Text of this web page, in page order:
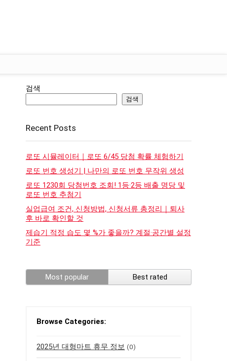
검색
검색
Recent Posts
로또 시뮬레이터｜로또 6/45 당첨 확률 체험하기
로또 번호 생성기 | 나만의 로또 번호 무작위 생성
로또 1230회 당첨번호 조회! 1등·2등 배출 명당 및
로또 번호 추첨기
실업급여 조건, 신청방법, 신청서류 총정리｜퇴사
후 바로 확인할 것
제습기 적정 습도 몇 %가 좋을까? 계절·공간별 설정
기준
Most popular Best rated
Browse Categories:
2025년 대형마트 휴무 정보 (0)